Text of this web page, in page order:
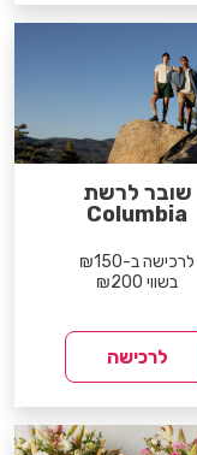
שובר לרשת
Columbia
לרכישה ב-₪150
בשווי ₪200
לרכישה